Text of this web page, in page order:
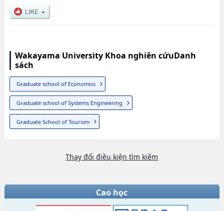
Wakayama University Khoa nghiên cứuDanh
sách
Graduate school of Economics
Graduate school of Systems Engineering
Graduate School of Tourism
Thay đổi điều kiện tìm kiếm
Cao học